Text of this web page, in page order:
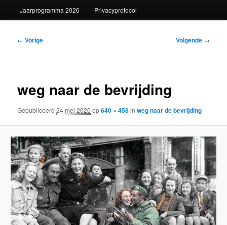
Jaarprogramma 2026 Privacyprotocol
Afbeeldingsnavigatie
← Vorige Volgende →
weg naar de bevrijding
Gepubliceerd24 mei 2020 op640 × 458inweg naar de bevrijding